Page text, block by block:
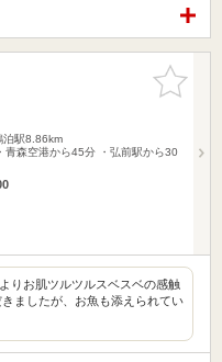
お気に入
りに追加
泊駅8.86km
青森空港から45分 ・弘前駅から30
りお肌ツルツルスベスベの感触
ましたが、お魚も添えられてい